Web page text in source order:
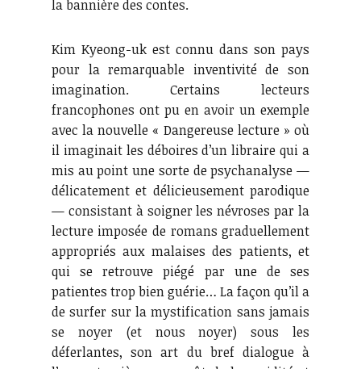
la bannière des contes.
Kim Kyeong-uk est connu dans son pays
pour la remarquable inventivité de son
imagination. Certains lecteurs
francophones ont pu en avoir un exemple
avec la nouvelle « Dangereuse lecture » où
il imaginait les déboires d’un libraire qui a
mis au point une sorte de psychanalyse —
délicatement et délicieusement parodique
— consistant à soigner les névroses par la
lecture imposée de romans graduellement
appropriés aux malaises des patients, et
qui se retrouve piégé par une de ses
patientes trop bien guérie… La façon qu’il a
de surfer sur la mystification sans jamais
se noyer (et nous noyer) sous les
déferlantes, son art du bref dialogue à